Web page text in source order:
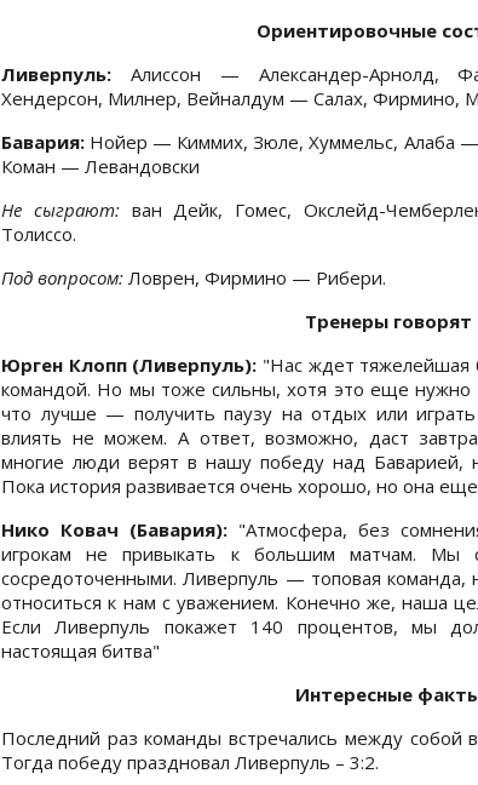
Ориентировочные
Ливерпуль: Алиссон — Александер-Арнолд,
Хендерсон, Милнер, Вейналдум — Салах, Фирмино,
Бавария: Нойер — Киммих, Зюле, Хуммельс, Алаба
Коман — Левандовски
Не сыграют:ван Дейк, Гомес, Окслейд-
Толиссо.
Под вопросом: Ловрен, Фирмино — Рибери.
Тренеры говорят
Юрген Клопп (Ливерпуль): "Нас ждет тяжелейшая
командой. Но мы тоже сильны, хотя это еще нужно
что лучше — получить паузу на отдых или
влиять не можем. А ответ, возможно, даст
многие люди верят в нашу победу над
Пока история развивается очень хорошо, но она
Нико Ковач (Бавария): "Атмосфера, без
игрокам не привыкать к большим матчам. Мы
сосредоточенными. Ливерпуль — топовая
относиться к нам с уважением. Конечно же, наша
Если Ливерпуль покажет 140 процентов, мы
настоящая битва"
Интересные
Последний раз команды встречались между собой
Тогда победу праздновал Ливерпуль – 3:2.